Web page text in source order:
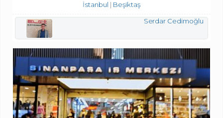
İstanbul
Beşiktaş
Serdar Cedimoğlu